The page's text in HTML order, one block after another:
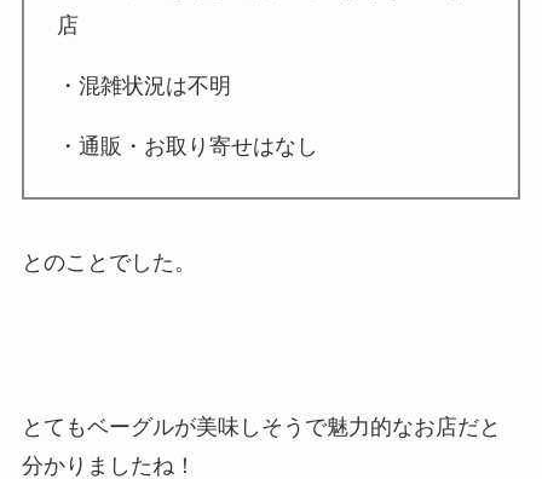
店
・混雑状況は不明
・通販・お取り寄せはなし
とのことでした。
とてもベーグルが美味しそうで魅力的なお店だと
分かりましたね！